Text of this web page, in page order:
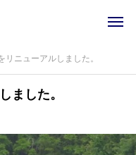
リニューアルしました。
ました。